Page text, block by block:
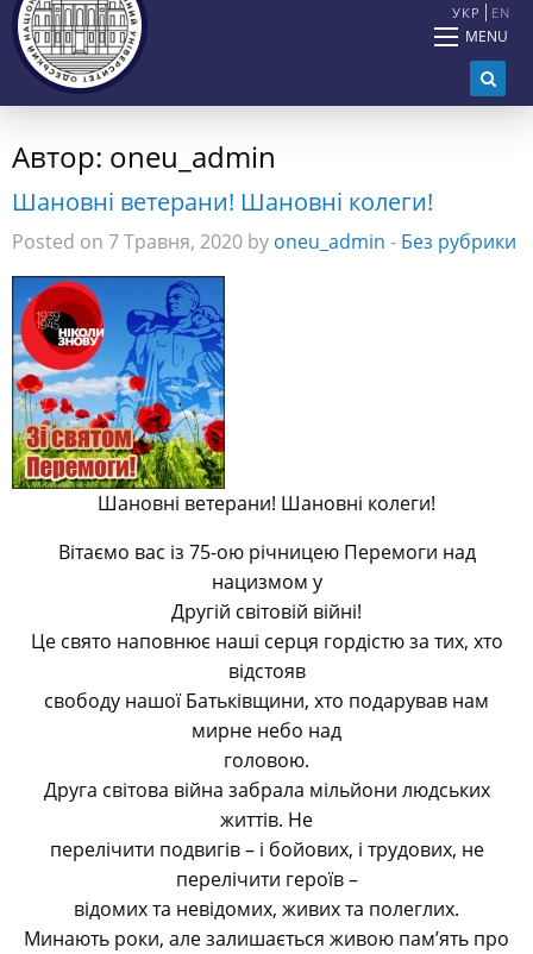
УКР EN
MENU
Автор: oneu_admin
Шановні ветерани! Шановні колеги!
Posted on 7 Травня, 2020 by oneu_admin - Без рубрики
Шановні ветерани! Шановні колеги!
Вітаємо вас із 75-ою річницею Перемоги над
нацизмом у
Другій світовій війні!
Це свято наповнює наші серця гордістю за тих, хто
відстояв
свободу нашої Батьківщини, хто подарував нам
мирне небо над
головою.
Друга світова війна забрала мільйони людських
життів. Не
перелічити подвигів – і бойових, і трудових, не
перелічити героїв –
відомих та невідомих, живих та полеглих.
Минають роки, але залишається живою пам’ять про